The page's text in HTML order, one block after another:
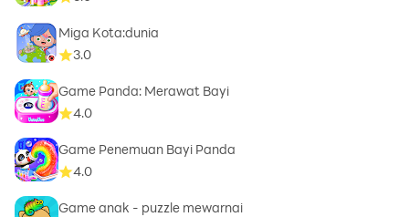
Miga Kota:dunia
3.0
Game Panda: Merawat Bayi
4.0
Game Penemuan Bayi Panda
4.0
Game anak - puzzle mewarnai